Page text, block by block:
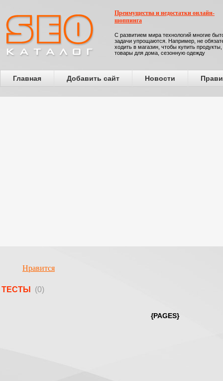
Преимущества и недостатки онлайн-
шоппинга
С развитием мира технологий многие
задачи упрощаются. Например, не
ходить в магазин, чтобы купить продукты,
товары для дома, сезонную одежду
Главная Добавить сайт Новости
Нравится
ТЕСТЫ (0)
{PAGES}